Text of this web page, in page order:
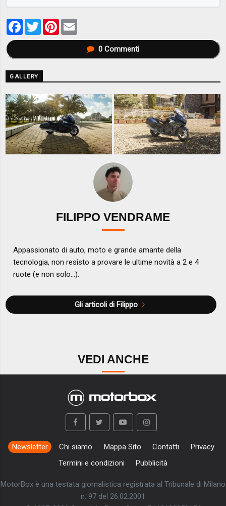
Facebook
TwitterPinterest
0Commenti
GALLERY
FILIPPO VENDRAME
Appassionato di auto, moto e grande amante della
tecnologia, non resisto a provare le ultime novità a 2 e 4
ruote (e non solo...).
Gli articoli di Filippo
VEDI ANCHE
Newsletter Chi siamo Mappa Sito Contatti
Privacy
Termini e condizioni
Pubblicità
MotorBox è una testata giornalistica registrata al Tribunale di Milano
n. 97 del 26.02.2001